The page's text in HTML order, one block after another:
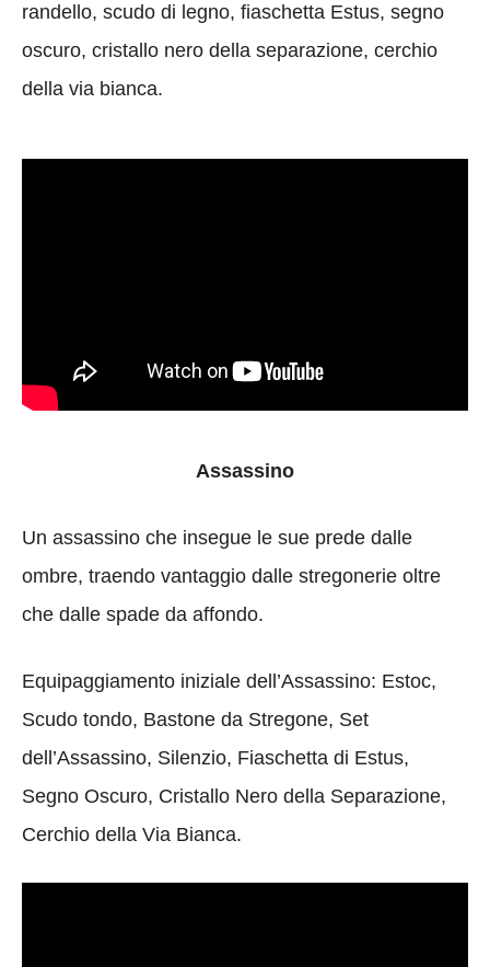
randello, scudo di legno, fiaschetta Estus, segno
oscuro, cristallo nero della separazione, cerchio
della via bianca.
Assassino
Un assassino che insegue le sue prede dalle
ombre, traendo vantaggio dalle stregonerie oltre
che dalle spade da affondo.
Equipaggiamento iniziale dell’Assassino: Estoc,
Scudo tondo, Bastone da Stregone, Set
dell’Assassino, Silenzio, Fiaschetta di Estus,
Segno Oscuro, Cristallo Nero della Separazione,
Cerchio della Via Bianca.